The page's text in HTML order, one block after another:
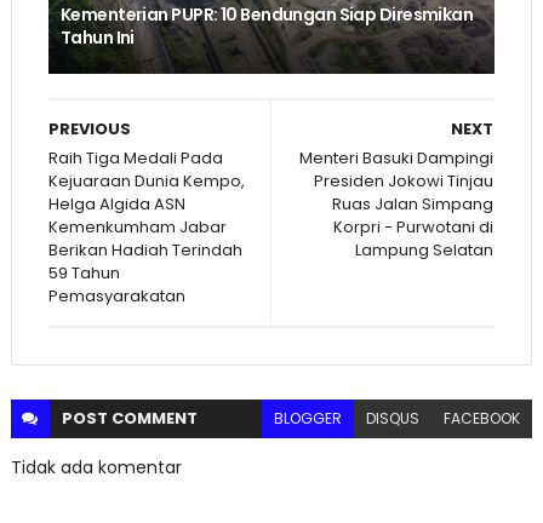
Kementerian PUPR: 10 Bendungan Siap Diresmikan
Tahun Ini
NEXT
Menteri Basuki Dampingi
Presiden Jokowi Tinjau
Ruas Jalan Simpang
Korpri - Purwotani di
Lampung Selatan
PREVIOUS
Raih Tiga Medali Pada
Kejuaraan Dunia Kempo,
Helga Algida ASN
Kemenkumham Jabar
Berikan Hadiah Terindah
59 Tahun
Pemasyarakatan
POST COMMENT BLOGGER DISQUS FACEBOOK
Tidak ada komentar